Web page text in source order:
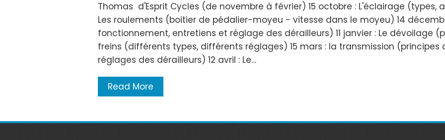
Thomas d'Esprit Cycles (de novembre à février) 15 octobre : L'éclairage (types,
Les roulements (boitier de pédalier-moyeu - vitesse dans le moyeu) 14
fonctionnement, entretiens et réglage des dérailleurs) 11 janvier : Le dévoilage
freins (différents types, différents réglages) 15 mars : la transmission
réglages des dérailleurs) 12 avril : Le…
Read More